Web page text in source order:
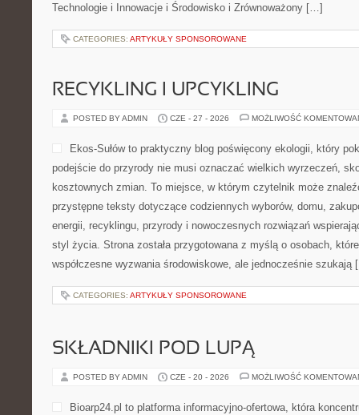
Technologie i Innowacje i Środowisko i Zrównoważony […]
CATEGORIES: ARTYKUŁY SPONSOROWANE
RECYKLING I UPCYKLING
POSTED BY ADMIN CZE - 27 - 2026 MOŻLIWOŚĆ
Ekos-Sułów to praktyczny blog poświęcony ekologii, który
podejście do przyrody nie musi oznaczać wielkich wyrzeczeń,
kosztownych zmian. To miejsce, w którym czytelnik może
przystępne teksty dotyczące codziennych wyborów, domu,
energii, recyklingu, przyrody i nowoczesnych rozwiązań
styl życia. Strona została przygotowana z myślą o osobach,
współczesne wyzwania środowiskowe, ale jednocześnie
CATEGORIES: ARTYKUŁY SPONSOROWANE
SKŁADNIKI POD LUPĄ
POSTED BY ADMIN CZE - 20 - 2026 MOŻLIWOŚĆ
Bioarp24.pl to platforma informacyjno-ofertowa, która